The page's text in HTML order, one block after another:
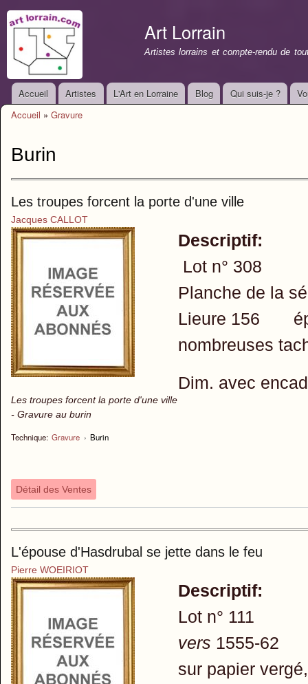
Art Lorrain
Artistes lorrains et compte-rendu de
Menu principal
Accueil Artistes L'Art en Lorraine Blog Qui suis-je ?
Accueil » Gravure
Burin
Les troupes forcent la porte d'une ville
Jacques CALLOT
Les troupes forcent la porte d'une ville
- Gravure au burin
Technique: Gravure › Burin
Descriptif:
Lot n° 308
Planche de la
Lieure 156
nombreuses
Dim. avec
Détail des Ventes
L'épouse d'Hasdrubal se jette dans le feu
Pierre WOEIRIOT
Descriptif:
Lot n° 111
vers 1555-62
sur papier